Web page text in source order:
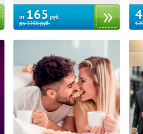
от 165 руб.
до2250руб.